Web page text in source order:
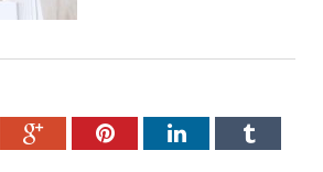
Google+PinterestLinkedInTumblr